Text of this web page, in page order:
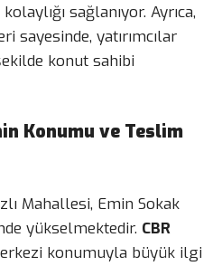
sağlanıyor. Ayrıca,
sayesinde, yatırımcılar
konut sahibi
Konumu ve Teslim
Mahallesi, Emin Sokak
yükselmektedir. CBR
konumuyla büyük ilgi